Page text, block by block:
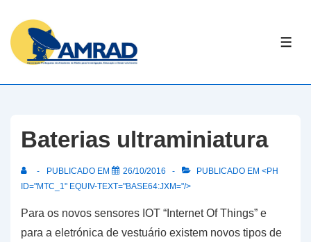
Skip
Content
Baterias ultraminiatura
PUBLICADO EM 26/10/2016
PUBLICADO EM <PH
ID="MTC_1" EQUIV-TEXT="BASE64:JXM="/>
Para os novos sensores IOT “Internet Of Things” e
para a eletrónica de vestuário existem novos tipos de